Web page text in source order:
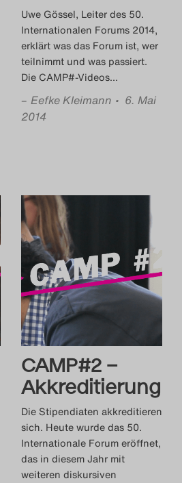
Uwe Gössel, Leiter des 50.
Internationalen Forums 2014,
erklärt was das Forum ist, wer
teilnimmt und was passiert.
Die CAMP#-Videos…
– Eefke Kleimann • 6. Mai
2014
CAMP#2 –
Akkreditierung
Die Stipendiaten akkreditieren
sich. Heute wurde das 50.
Internationale Forum eröffnet,
das in diesem Jahr mit
weiteren diskursiven